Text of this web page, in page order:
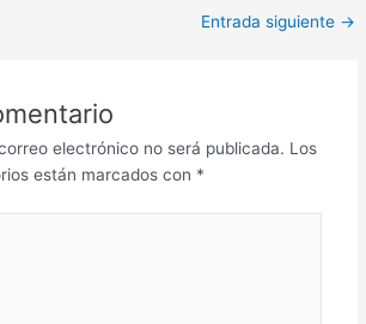
Entrada siguiente →
electrónico no será publicada. Los
están marcados con *